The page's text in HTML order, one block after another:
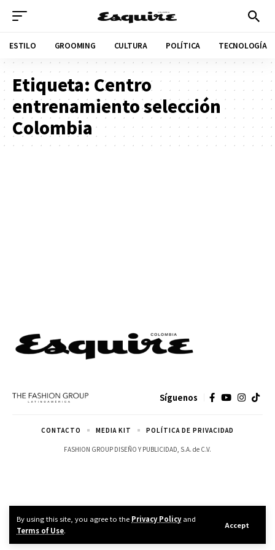
By using this site, you agree to the Privacy Policyand
Terms of Use.
Accept
ESTILO GROOMING CULTURA POLÍTICA TECNOLOGÍA
Etiqueta: Centro
entrenamiento selección
Colombia
Síguenos
FASHION GROUP DISEÑO Y PUBLICIDAD, S.A. de C.V.
CONTACTO MEDIA KIT POLÍTICA DE PRIVACIDAD